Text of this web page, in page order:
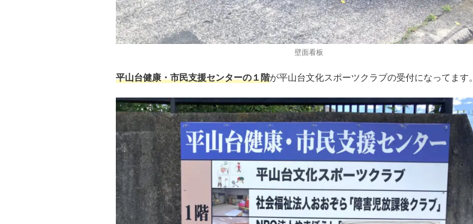
壁面看板
平山台健康・市民支援センターの１階が平山台文化スポーツクラブの受付になってます。